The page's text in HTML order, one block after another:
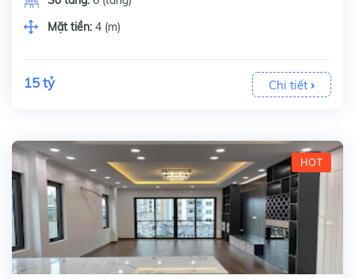
Mặt tiền: 4 (m)
15 tỷ Chi tiết
HOT